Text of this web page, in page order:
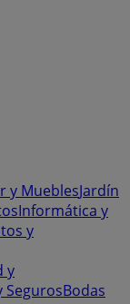
y MueblesJardín
Informática y
y
y
SegurosBodas